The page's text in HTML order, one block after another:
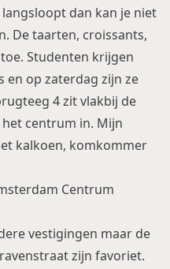
dan kan je niet
De taarten, croissants,
Studenten krijgen
en op zaterdag zijn ze
4 zit vlakbij de
centrum in. Mijn
kalkoen, komkommer
vestigingen maar de
zijn favoriet.